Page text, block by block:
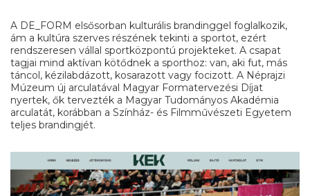
A DE_FORM elsősorban kulturális brandinggel foglalkozik,
ám a kultúra szerves részének tekinti a sportot, ezért
rendszeresen vállal sportközpontú projekteket. A csapat
tagjai mind aktívan kötődnek a sporthoz: van, aki fut, más
táncol, kézilabdázott, kosarazott vagy focizott. A Néprajzi
Múzeum új arculatával Magyar Formatervezési Díjat
nyertek, ők tervezték a Magyar Tudományos Akadémia
arculatát, korábban a Színház- és Filmművészeti Egyetem
teljes brandingjét.